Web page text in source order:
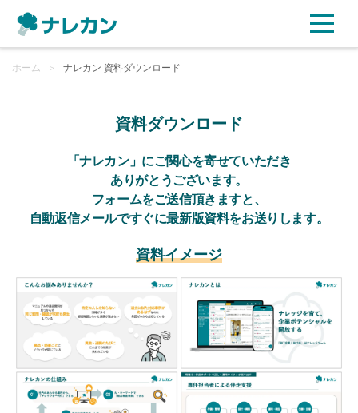
ご利用プラン
ご利用企業様の声
セキュリティ
よくある質問
資料ダウンロード
無料トライアル
ホーム ＞ ナレカン 資料ダウンロード
資料ダウンロード
「ナレカン」にご関心を寄せていただき
ありがとうございます。
フォームをご送信頂きますと、
自動返信メールですぐに最新版資料をお送りします。
資料イメージ